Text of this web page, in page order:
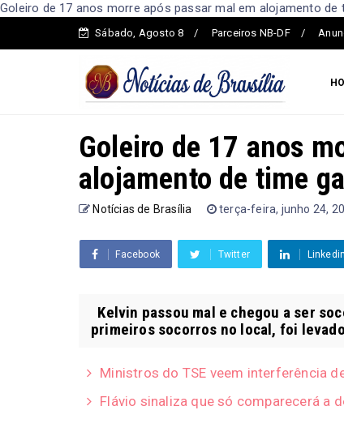
Goleiro de 17 anos morre após passar mal em alojamento
Sábado, Agosto 8 Parceiros NB-DF
Goleiro de 17 anos
alojamento de time
Notícias de Brasília terça-feira, junho 24,
Facebook Twitter Linkedin
Kelvin passou mal e chegou a ser
primeiros socorros no local, foi
Ministros do TSE veem interferência
Flávio sinaliza que só comparecerá a